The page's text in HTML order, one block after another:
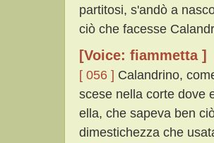
partitosi, s'andò a
ciò che facesse
[Voice: fiammetta ]
[ 056 ] Calandrino,
scese nella corte dove
ella, che sapeva ben
dimestichezza che